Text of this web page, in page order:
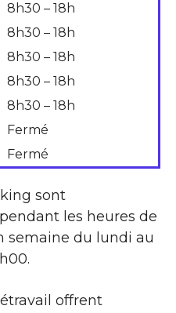
8h30 – 18h
8h30 – 18h
8h30 – 18h
8h30 – 18h
8h30 – 18h
Fermé
Fermé
sont
les heures de
semaine du lundi au
offrent